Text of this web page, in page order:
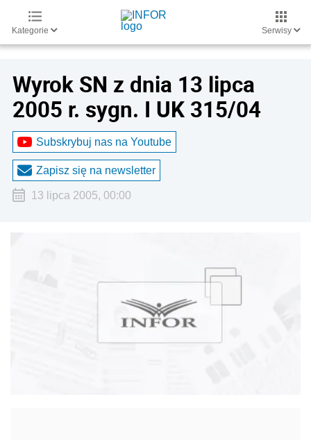
Kategorie Serwisy
Wyrok SN z dnia 13 lipca
2005 r. sygn. I UK 315/04
Subskrybuj nas na Youtube
Zapisz się na newsletter
13 lipca 2005, 00:00